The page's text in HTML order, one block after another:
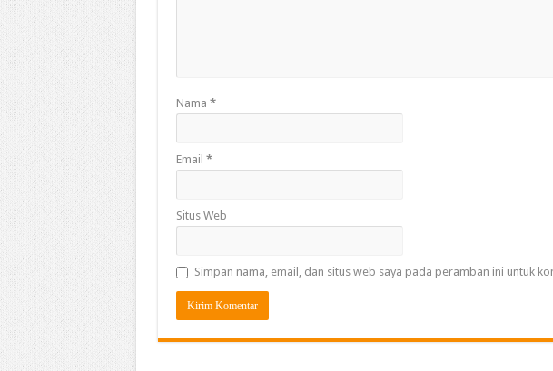
Nama *
Email *
Situs Web
Simpan nama, email, dan situs web saya pada peramban ini untuk